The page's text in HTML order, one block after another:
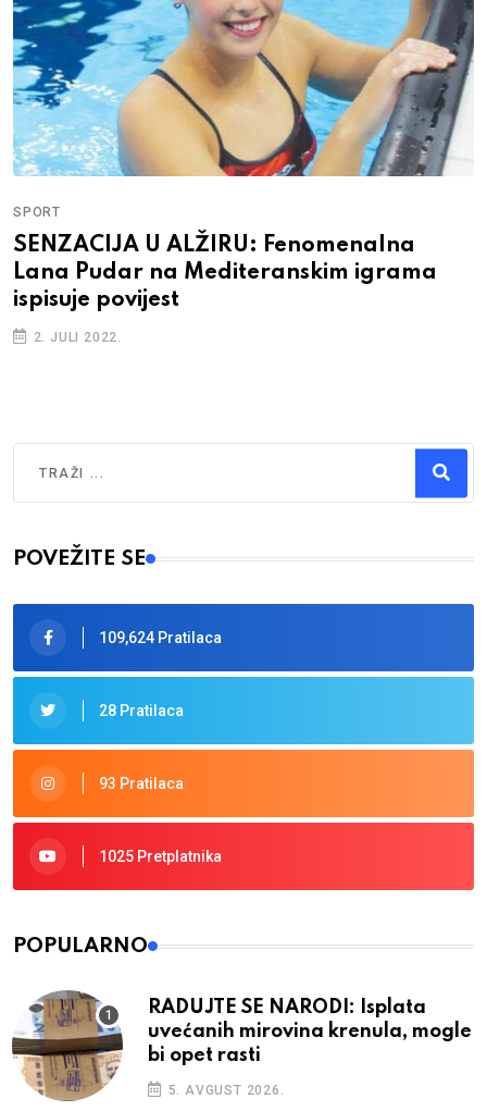
SPORT
SENZACIJA U ALŽIRU: Fenomenalna
Lana Pudar na Mediteranskim igrama
ispisuje povijest
2. JULI 2022.
Type 2 or more characters for results.
POVEŽITE SE
109,624 Pratilaca
28 Pratilaca
93 Pratilaca
1025 Pretplatnika
POPULARNO
RADUJTE SE NARODI: Isplata
uvećanih mirovina krenula, mogle
bi opet rasti
5. AVGUST 2026.